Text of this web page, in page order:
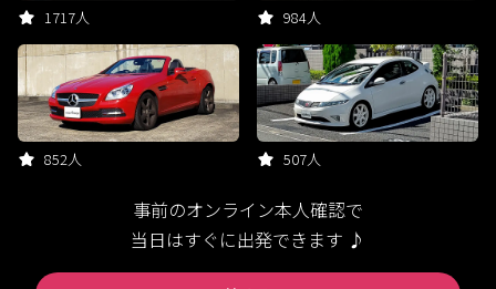
1717人 984人
852人 507人
事前のオンライン本人確認で
当日はすぐに出発できます ♪